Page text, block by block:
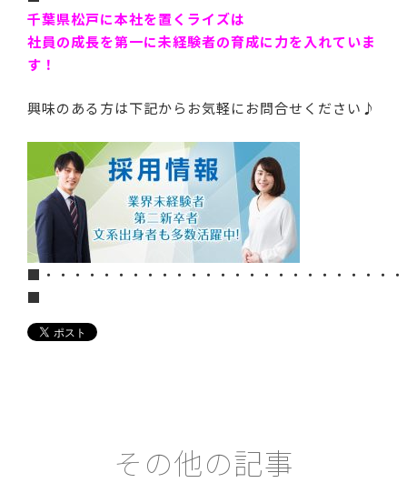
千葉県松戸に本社を置くライズは
社員の成長を第一に未経験者の育成に力を入れていま
す！
興味のある方は下記からお気軽にお問合せください♪
■・・・・・・・・・・・・・・・・・・・・・・・・
■
その他の記事